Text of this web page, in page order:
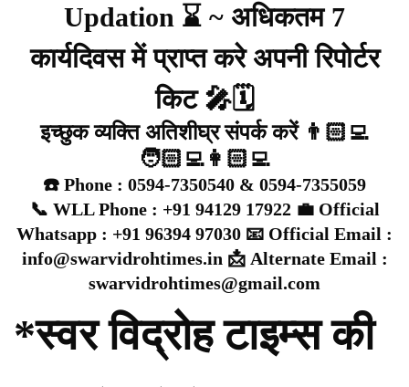
Updation ⌛ ~ अधिकतम 7
कार्यदिवस में प्राप्त करे अपनी रिपोर्टर
किट 🎤🗓️
इच्छुक व्यक्ति अतिशीघ्र संपर्क करें 👨🏻‍💻
🧑🏻‍💻👩🏻‍💻
☎️ Phone : 0594-7350540 & 0594-7355059
📞 WLL Phone : +91 94129 17922 💼 Official
Whatsapp : +91 96394 97030 📧 Official Email :
info@swarvidrohtimes.in 📩 Alternate Email :
swarvidrohtimes@gmail.com
*स्वर विद्रोह टाइम्स की